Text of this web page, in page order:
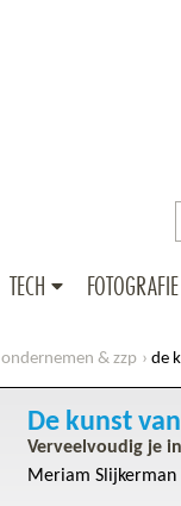
TECH
ondernemen & zzp de
De kunst
Verveelvoudig je
Meriam Slijkerman